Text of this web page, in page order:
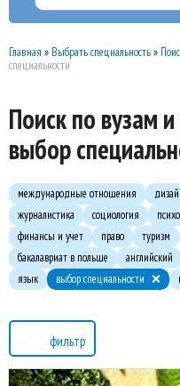
Главная » Выбрать специальность»
специальности
Поиск по вузам
выбор
международные отношения
журналистика
социология
финансы и учет
право туризм
бакалавриат в польше
английский
язык
выбор специальности
фильтр